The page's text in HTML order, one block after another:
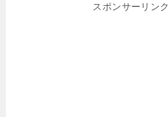
スポンサーリンク